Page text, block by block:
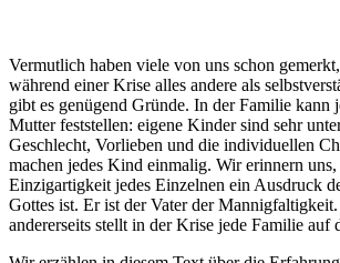
Vermutlich haben viele von uns schon
während einer Krise alles andere als
gibt es genügend Gründe. In der Familie kann
Mutter feststellen: eigene Kinder sind sehr
Geschlecht, Vorlieben und die individuellen
machen jedes Kind einmalig. Wir erinnern uns,
Einzigartigkeit jedes Einzelnen ein Ausdruck
Gottes ist. Er ist der Vater der
andererseits stellt in der Krise jede Familie auf